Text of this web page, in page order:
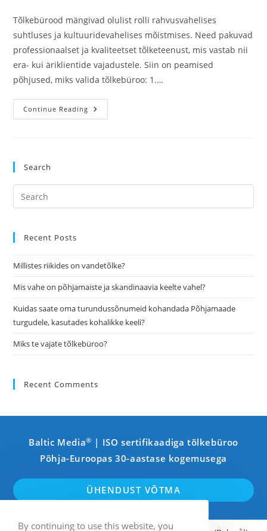
Tõlkebürood mängivad olulist rolli rahvusvahelises
suhtluses ja kultuuridevahelises mõistmises. Need pakuvad
professionaalset ja kvaliteetset tõlketeenust, mis vastab nii
era- kui äriklientide vajadustele. Siin on peamised
põhjused, miks valida tõlkebüroo: 1.…
Continue Reading Miks
Te
Search
Recent Posts
Millistes riikides on vandetõlke?
Mis vahe on põhjamaiste ja skandinaavia keelte vahel?
Kuidas saate oma turundussõnumeid kohandada Põhjamaade
turgudele, kasutades kohalikke keeli?
Miks te vajate tõlkebüroo?
Recent Comments
Baltic Media® | ISO sertifikaadiga tõlkebüroo
Põhja-Euroopas 30-aastase kogemusega
ÜHENDUST VÕTMA
By continuing to use this website, you